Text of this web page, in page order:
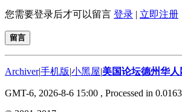
您需要登录后才可以留言 登录 | 立即注册
留言
Archiver|手机版|小黑屋|美国论坛德州华人
GMT-6, 2026-8-6 15:00 , Processed in